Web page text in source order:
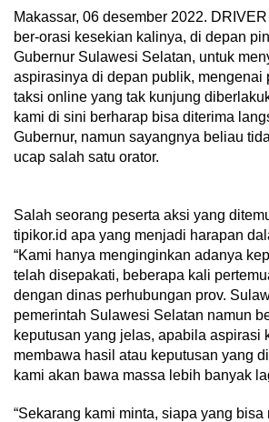
Makassar, 06 desember 2022.
ber-orasi kesekian kalinya, di depan
Gubernur Sulawesi Selatan, untuk
aspirasinya di depan publik, mengenai
taksi online yang tak kunjung
kami di sini berharap bisa diterima
Gubernur, namun sayangnya beliau
ucap salah satu orator.
Salah seorang peserta aksi yang
tipikor.id apa yang menjadi harapan
“Kami hanya menginginkan adanya
telah disepakati, beberapa kali
dengan dinas perhubungan prov.
pemerintah Sulawesi Selatan namun
keputusan yang jelas, apabila aspirasi
membawa hasil atau keputusan yang
kami akan bawa massa lebih banyak
“Sekarang kami minta, siapa yang